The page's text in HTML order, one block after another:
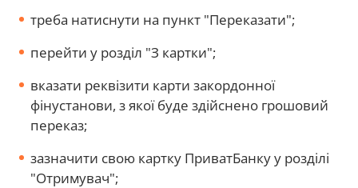
треба натиснути на пункт "Переказати";
перейти у розділ "З картки";
вказати реквізити карти закордонної
фінустанови, з якої буде здійснено грошовий
переказ;
зазначити свою картку ПриватБанку у розділі
"Отримувач";